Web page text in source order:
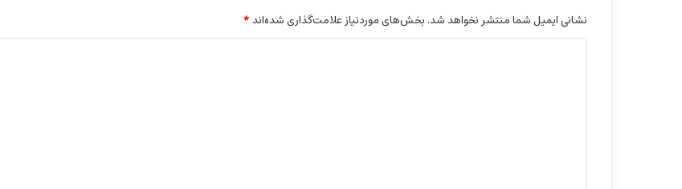
نشانی ایمیل شما منتشر نخواهد شد. بخش‌های موردنیاز علامت‌گذاری شده‌اند*